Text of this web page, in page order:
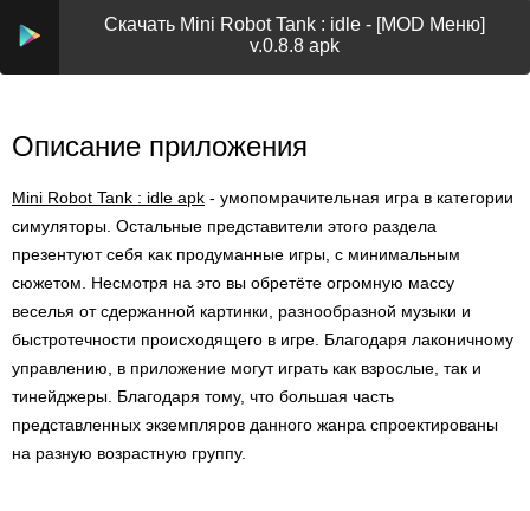
Скачать Mini Robot Tank : idle - [MOD Меню]
v.0.8.8 apk
Описание приложения
Mini Robot Tank : idle apk - умопомрачительная игра в категории
симуляторы. Остальные представители этого раздела
презентуют себя как продуманные игры, с минимальным
сюжетом. Несмотря на это вы обретёте огромную массу
веселья от сдержанной картинки, разнообразной музыки и
быстротечности происходящего в игре. Благодаря лаконичному
управлению, в приложение могут играть как взрослые, так и
тинейджеры. Благодаря тому, что большая часть
представленных экземпляров данного жанра спроектированы
на разную возрастную группу.